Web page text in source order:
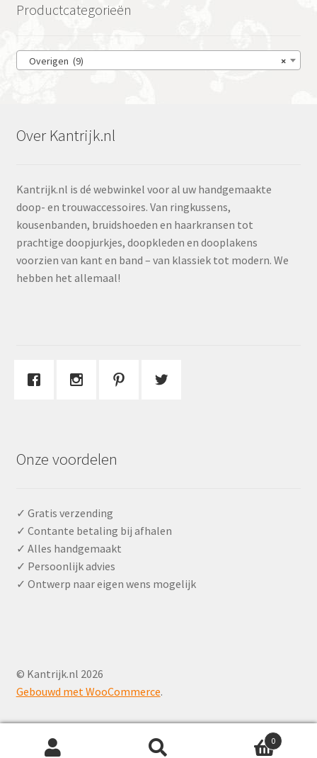
Productcategorieën
×
Overigen (9)
Over Kantrijk.nl
Kantrijk.nl is dé webwinkel voor al uw handgemaakte
doop- en trouwaccessoires. Van ringkussens,
kousenbanden, bruidshoeden en haarkransen tot
prachtige doopjurkjes, doopkleden en dooplakens
voorzien van kant en band – van klassiek tot modern. We
hebben het allemaal!
Onze voordelen
✓ Gratis verzending
✓ Contante betaling bij afhalen
✓ Alles handgemaakt
✓ Persoonlijk advies
✓ Ontwerp naar eigen wens mogelijk
© Kantrijk.nl 2026
Gebouwd met WooCommerce.
0